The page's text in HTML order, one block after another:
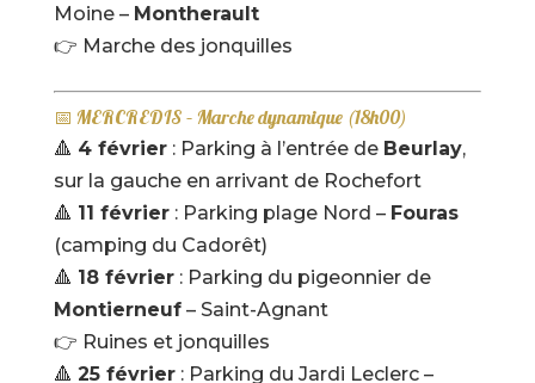
Moine – Montherault
👉 Marche des jonquilles
📅 MERCREDIS – Marche dynamique (18h00)
🔺 4 février: Parking à l’entrée de Beurlay,
sur la gauche en arrivant de Rochefort
🔺 11 février: Parking plage Nord – Fouras
(camping du Cadorêt)
🔺 18 février: Parking du pigeonnier de
Montierneuf– Saint-Agnant
👉 Ruines et jonquilles
🔺 25 février: Parking du Jardi Leclerc –